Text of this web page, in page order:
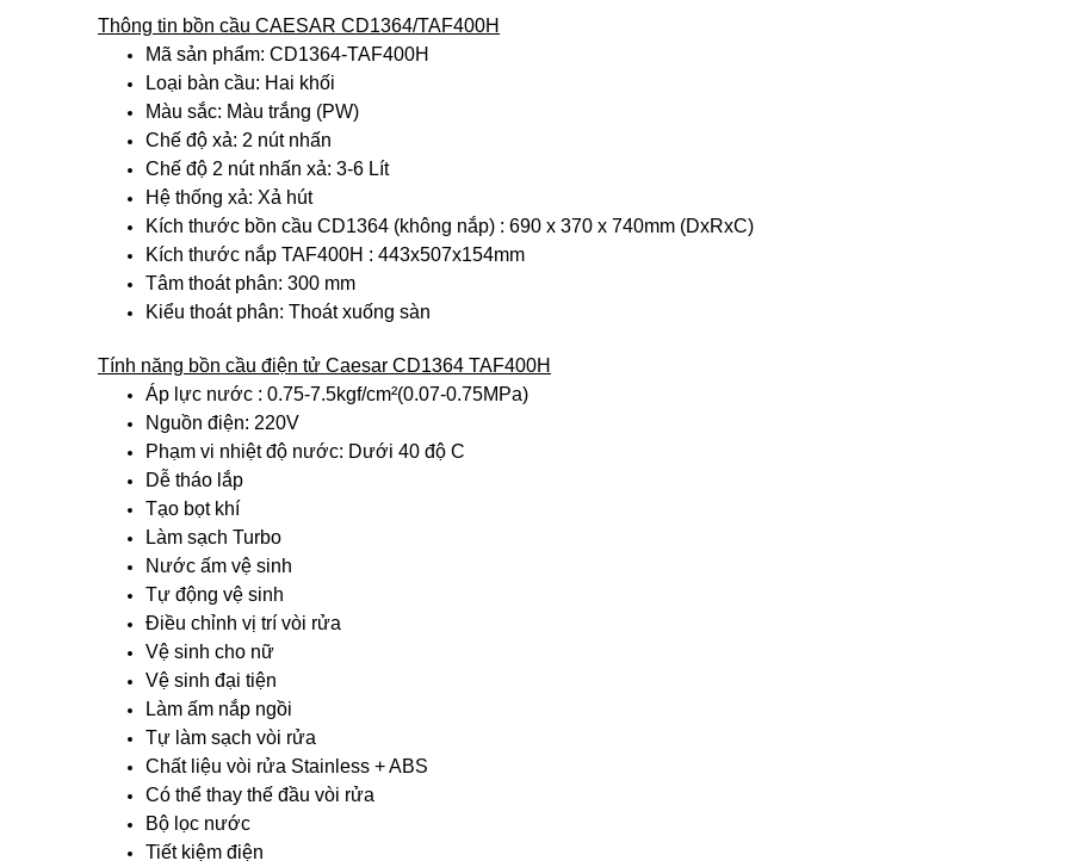
Thông tin bồn cầu CAESAR CD1364/TAF400H
Mã sản phẩm: CD1364-TAF400H
Loại bàn cầu: Hai khối
Màu sắc: Màu trắng (PW)
Chế độ xả: 2 nút nhấn
Chế độ 2 nút nhấn xả: 3-6 Lít
Hệ thống xả: Xả hút
Kích thước bồn cầu CD1364 (không nắp) : 690 x 370 x 740mm (DxRxC)
Kích thước nắp TAF400H : 443x507x154mm
Tâm thoát phân: 300 mm
Kiểu thoát phân: Thoát xuống sàn
Tính năng bồn cầu điện tử Caesar CD1364 TAF400H
Áp lực nước : 0.75-7.5kgf/cm²(0.07-0.75MPa)
Nguồn điện: 220V
Phạm vi nhiệt độ nước: Dưới 40 độ C
Dễ tháo lắp
Tạo bọt khí
Làm sạch Turbo
Nước ấm vệ sinh
Tự động vệ sinh
Điều chỉnh vị trí vòi rửa
Vệ sinh cho nữ
Vệ sinh đại tiện
Làm ấm nắp ngồi
Tự làm sạch vòi rửa
Chất liệu vòi rửa Stainless + ABS
Có thể thay thế đầu vòi rửa
Bộ lọc nước
Tiết kiệm điện